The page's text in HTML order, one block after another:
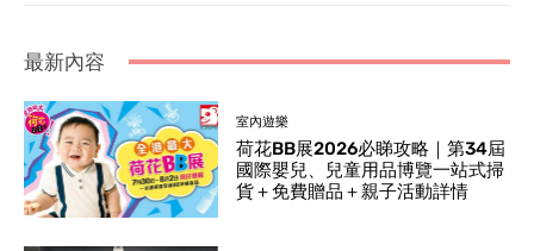
最新內容
室內遊樂
荷花BB展2026必睇攻略｜第34屆
國際嬰兒、兒童用品博覽一站式掃
貨＋免費贈品＋親子活動詳情